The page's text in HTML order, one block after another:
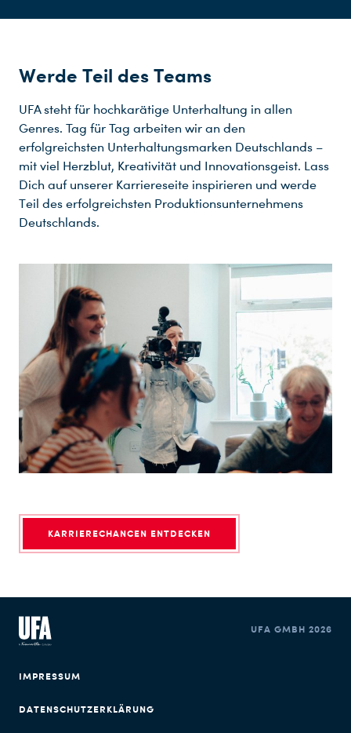
Werde Teil des Teams
UFA steht für hochkarätige Unterhaltung in allen
Genres. Tag für Tag arbeiten wir an den
erfolgreichsten Unterhaltungsmarken Deutschlands –
mit viel Herzblut, Kreativität und Innovationsgeist. Lass
Dich auf unserer Karriereseite inspirieren und werde
Teil des erfolgreichsten Produktionsunternehmens
Deutschlands.
KARRIERECHANCEN ENTDECKEN
IMPRESSUM
DATENSCHUTZERKLÄRUNG
UFA GMBH 2026